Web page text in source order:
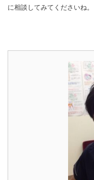
に相談してみてくださいね。